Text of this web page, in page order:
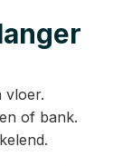
vloer.
of bank.